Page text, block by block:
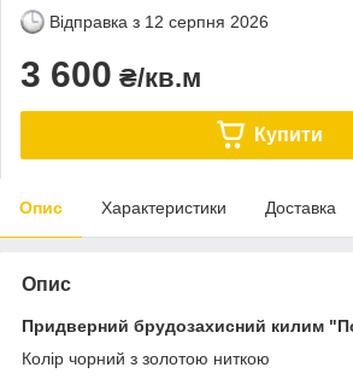
Відправка з 12 серпня 2026
3 600 ₴/кв.м
Купити
Опис Характеристики Доставка
Опис
Придверний брудозахисний килим
Колір чорний з золотою ниткою